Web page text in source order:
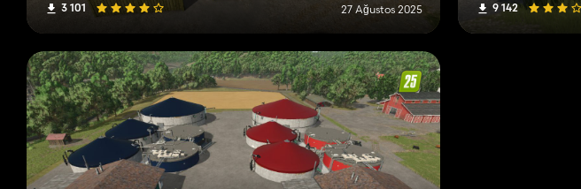
3 101 27 Ağustos 2025 9 142